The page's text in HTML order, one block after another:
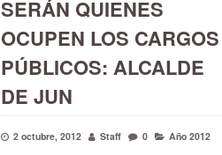
SERÁN QUIENES
OCUPEN LOS CARGOS
PÚBLICOS: ALCALDE
DE JUN
2 octubre, 2012 Staff 0 Año 2012